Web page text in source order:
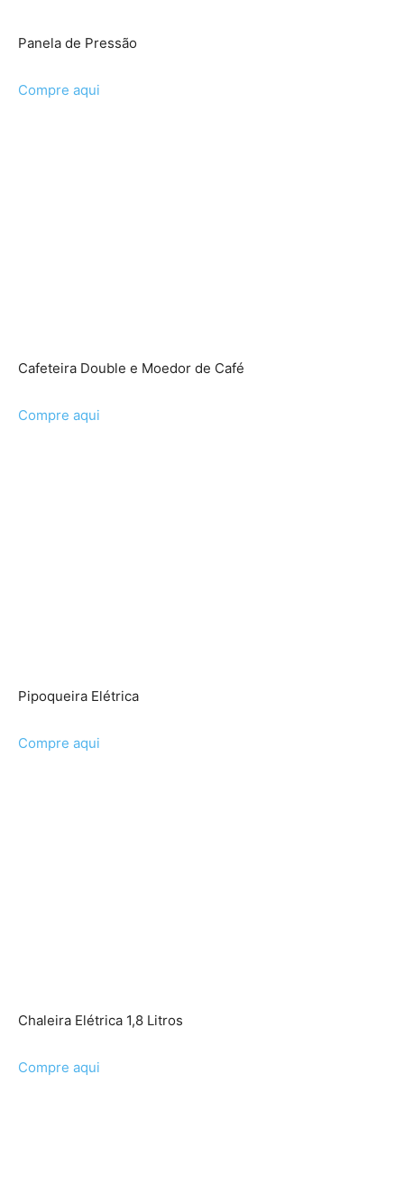
Panela de Pressão
Compre aqui
Cafeteira Double e Moedor de Café
Compre aqui
Pipoqueira Elétrica
Compre aqui
Chaleira Elétrica 1,8 Litros
Compre aqui